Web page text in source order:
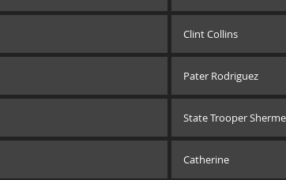
Clint Collins
Pater Rodriguez
State Trooper
Catherine